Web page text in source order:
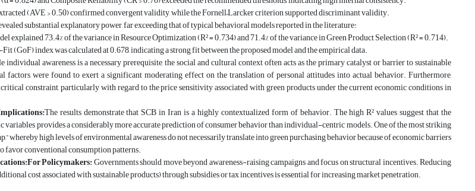
(AVE > 0.50) confirmed convergent validity, while the Fornell–Larcker criterion supported discriminant validity.
substantial explanatory power, far exceeding that of typical behavioral models reported in the literature:
explained 73.4% of the variance in Resource Optimization (R² = 0.734) and 71.4% of the variance in Green Product Selection (R² = 0.714).
(GoF) index was calculated at 0.678, indicating a strong fit between the proposed model and the empirical data.
awareness is a necessary prerequisite, the social and cultural context often acts as the primary catalyst or barrier to sustainable
factors were found to exert a significant moderating effect on the translation of personal attitudes into actual behavior. Furthermore,
constraint, particularly with regard to the price sensitivity associated with green products under the current economic conditions in
The results demonstrate that SCB in Iran is a highly contextualized form of behavior. The high R² values suggest that the
variables provides a considerably more accurate prediction of consumer behavior than individual-centric models. One of the most striking
whereby high levels of environmental awareness do not necessarily translate into green purchasing behavior because of economic barriers
favor conventional consumption patterns.
Policymakers:Governments should move beyond awareness-raising campaigns and focus on structural incentives. Reducing
cost associated with sustainable products) through subsidies or tax incentives is essential for increasing market penetration.